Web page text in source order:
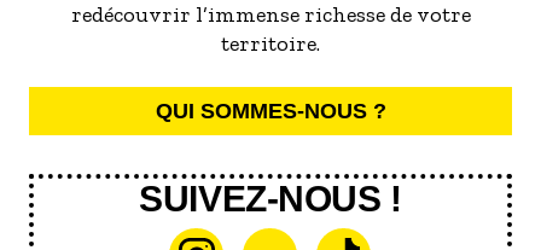
redécouvrir l’immense richesse de votre
territoire.
QUI SOMMES-NOUS ?
SUIVEZ-NOUS !